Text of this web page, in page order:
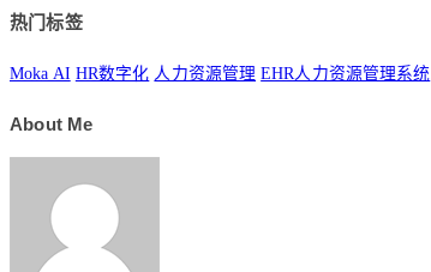
热门标签
Moka AI HR数字化 人力资源管理 EHR人力资源管理系统
About Me